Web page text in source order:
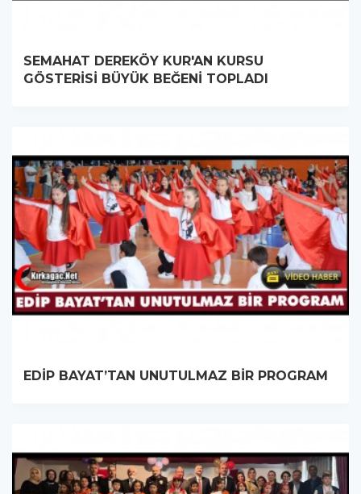
SEMAHAT DEREKÖY KUR'AN KURSU
GÖSTERİSİ BÜYÜK BEĞENİ TOPLADI
EDİP BAYAT’TAN UNUTULMAZ BİR PROGRAM